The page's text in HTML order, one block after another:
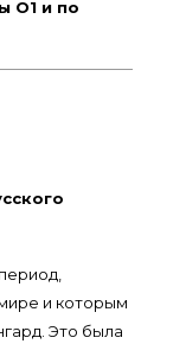
О1 и по
и которым
Это была